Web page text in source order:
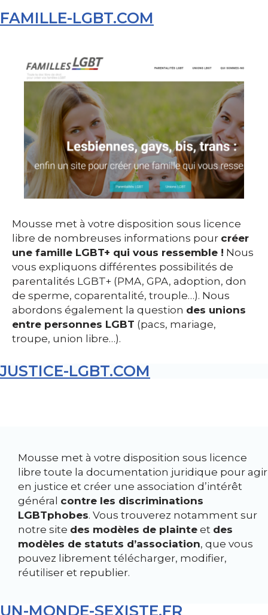
FAMILLE-LGBT.COM
Mousse met à votre disposition sous licence
libre de nombreuses informations pour créer
une famille LGBT+ qui vous ressemble ! Nous
vous expliquons différentes possibilités de
parentalités LGBT+ (PMA, GPA, adoption, don
de sperme, coparentalité, trouple…). Nous
abordons également la question des unions
entre personnes LGBT (pacs, mariage,
troupe, union libre…).
JUSTICE-LGBT.COM
Mousse met à votre disposition sous licence
libre toute la documentation juridique pour agir
en justice et créer une association d’intérêt
général contre les discriminations
LGBTphobes. Vous trouverez notamment sur
notre site des modèles de plainte et des
modèles de statuts d’association, que vous
pouvez librement télécharger, modifier,
réutiliser et republier.
UN-MONDE-SEXISTE.FR